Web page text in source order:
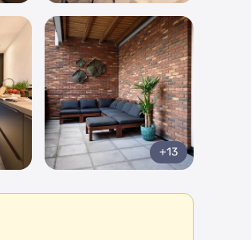
+13